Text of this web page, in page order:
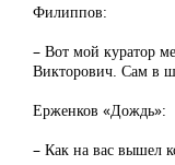
Филиппов:
– Вот мой куратор
Викторович. Сам в
Ерженков «Дождь»:
– Как на вас вышел